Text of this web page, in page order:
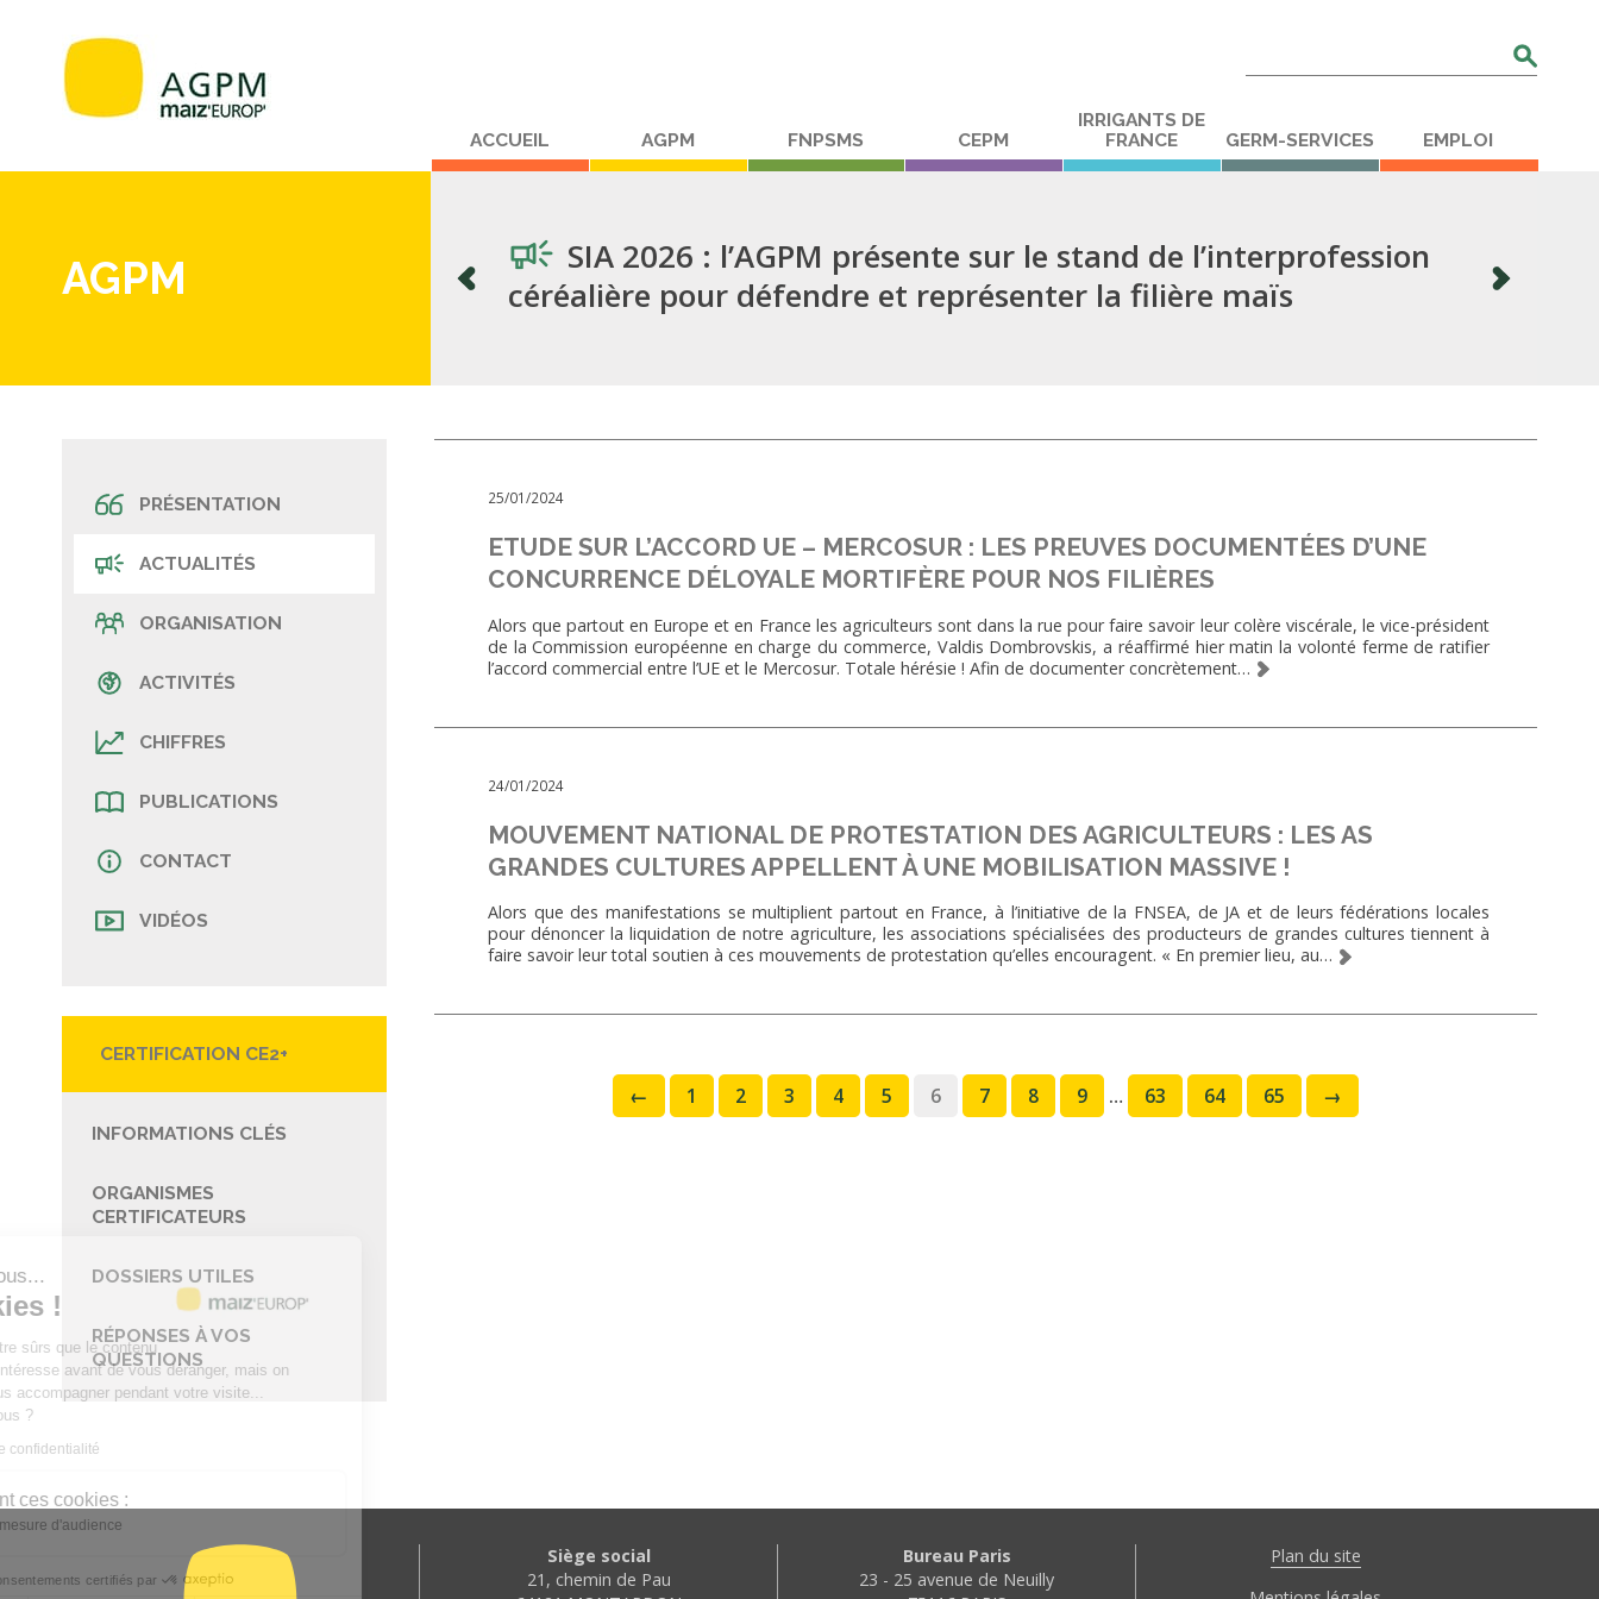
:
ACCUEIL AGPM FNPSMS CEPM
IRRIGANTS DE
FRANCE
GERM-SERVICES EMPLOI
AGPM
maïs, exemple
SIA 2026 : l’AGPM présente sur le stand de l’interprofession
céréalière pour défendre et représenter la filière maïs
PRÉSENTATION
ACTUALITÉS
ORGANISATION
ACTIVITÉS
CHIFFRES
PUBLICATIONS
CONTACT
VIDÉOS
CERTIFICATION CE2+
INFORMATIONS CLÉS
ORGANISMES
CERTIFICATEURS
DOSSIERS UTILES
RÉPONSES À VOS
QUESTIONS
25/01/2024
ETUDE SUR L’ACCORD UE – MERCOSUR : LES PREUVES DOCUMENTÉES D’UNE
CONCURRENCE DÉLOYALE MORTIFÈRE POUR NOS FILIÈRES
Alors que partout en Europe et en France les agriculteurs sont dans la rue pour faire savoir leur colère viscérale, le vice-président
de la Commission européenne en charge du commerce, Valdis Dombrovskis, a réaffirmé hier matin la volonté ferme de ratifier
l’accord commercial entre l’UE et le Mercosur. Totale hérésie ! Afin de documenter concrètement…
24/01/2024
MOUVEMENT NATIONAL DE PROTESTATION DES AGRICULTEURS : LES AS
GRANDES CULTURES APPELLENT À UNE MOBILISATION MASSIVE !
Alors que des manifestations se multiplient partout en France, à l’initiative de la FNSEA, de JA et de leurs fédérations locales
pour dénoncer la liquidation de notre agriculture, les associations spécialisées des producteurs de grandes cultures tiennent à
faire savoir leur total soutien à ces mouvements de protestation qu’elles encouragent. « En premier lieu, au…
← 1 2 3 4 5 6 7 8 9 … 63 64 65 →
Siège social
21, chemin de Pau
Bureau Paris
23 - 25 avenue de Neuilly
Plan du site
Salut c'est nous...
les Cookies !
On a attendu d'être sûrs que le contenu
de ce site vous intéresse avant de vous déranger, mais on
aimerait bien vous accompagner pendant votre visite...
Lire la politique de confidentialité
À quoi servent ces cookies :
Statistiques et mesure d'audience
Consentements certifiés par